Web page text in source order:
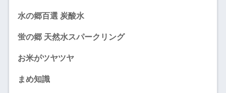
水の郷百選 炭酸水
蛍の郷 天然水スパークリング
お米がツヤツヤ
まめ知識